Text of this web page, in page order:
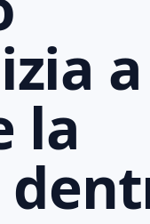
a
la